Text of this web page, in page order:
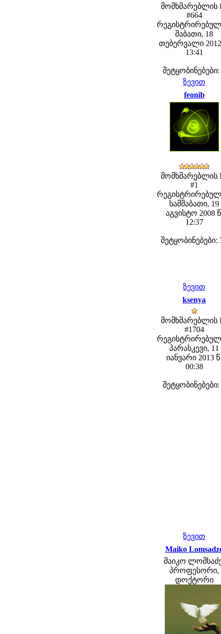
მომხმარებლის
#664
შაბათი, 18
თებერვალი
13:41
შეტყობინებები:
ზევით
feonib
მომხმარებლის
#1
სამშაბათი, 19
აგვისტო 2008
12:37
შეტყობინებები:
ზევით
ksenya
მომხმარებლის
#1704
პარასკევი, 11
იანვარი 2013
00:38
შეტყობინებები:
ზევით
Maiko
მაიკო
პროფესორი,
დოქტორი